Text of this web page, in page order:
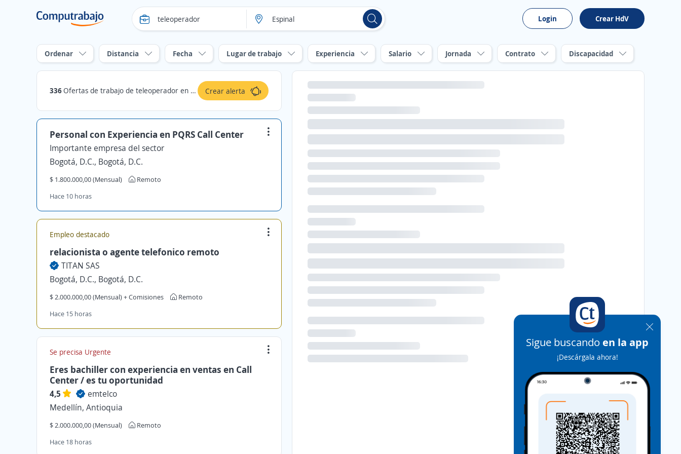
Login Crear HdV
Ordenar Distancia Fecha Lugar de trabajo Experiencia Salario Jornada Contrato Discapacidad
336Ofertas de trabajo de teleoperador en Espinal, Tolima Crear alerta
Personal con Experiencia en PQRS Call Center
Importante empresa del sector
Bogotá, D.C., Bogotá, D.C.
$ 1.800.000,00 (Mensual)
Remoto
Hace 10 horas
Empleo destacado
relacionista o agente telefonico remoto
TITAN SAS
Bogotá, D.C., Bogotá, D.C.
$ 2.000.000,00 (Mensual) + Comisiones
Remoto
Hace 15 horas
Se precisa Urgente
Eres bachiller con experiencia en ventas en Call
Center / es tu oportunidad
4,5
emtelco
Medellín, Antioquia
$ 2.000.000,00 (Mensual)
Remoto
Hace 18 horas
Sigue buscando en la app
¡Descárgala ahora!